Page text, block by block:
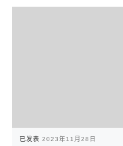
已发表 2023年11月28日